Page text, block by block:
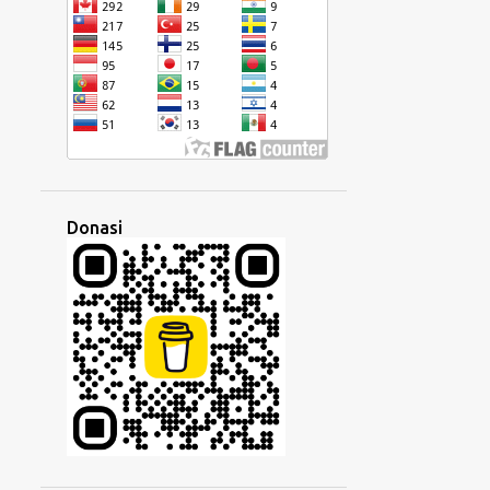
HUNGARIA IBRANI IDENTITAS
IKON IMIGRASI INDIA
INDONESIA INGGRIS
INTERNASIONAL
ISYARAT
JAWA JAWI KALIMAT
KAMBOJA KANADA KATA
KEBIASAAN KEDUBES KEGIATAN
KEKAISARAN KEKUASAAN
KEKUATAN KELAS KELUARGA
KEMISKINAN KEPRIBADIAN
Donasi